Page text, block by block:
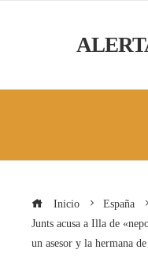
Inicio
España
Junts acusa a Illa de
un asesor y la hermana